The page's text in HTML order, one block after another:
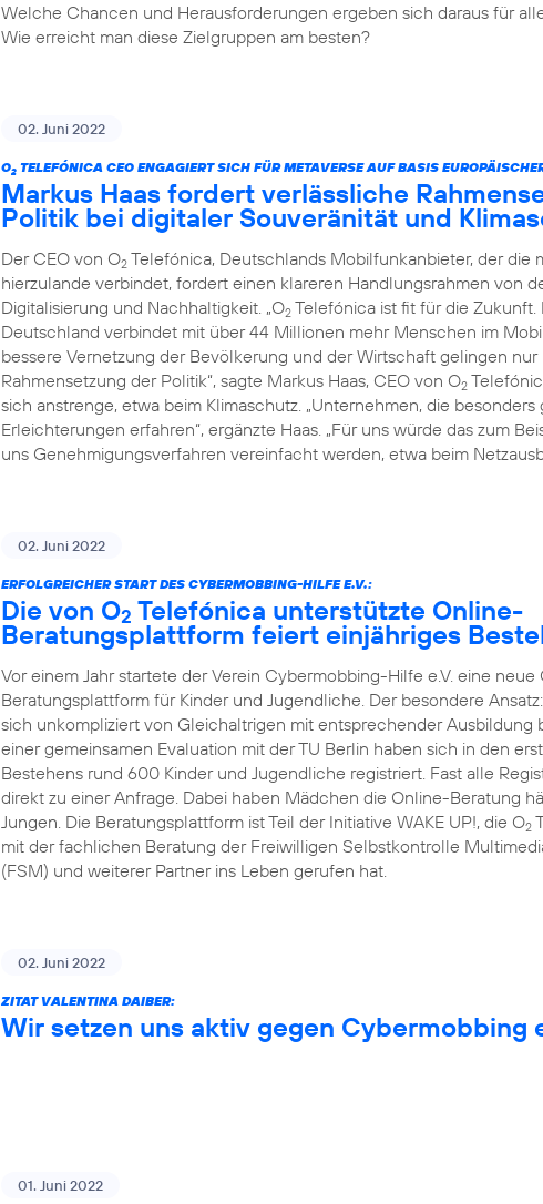
Welche Chancen und Herausforderungen ergeben sich daraus für
Wie erreicht man diese Zielgruppen am besten?
02. Juni 2022
O2 TELEFÓNICA CEO ENGAGIERT SICH FÜR METAVERSE AUF BASIS
Markus Haas fordert verlässliche
Politik bei digitaler Souveränität und
Der CEO von O2 Telefónica, Deutschlands Mobilfunkanbieter, der die
hierzulande verbindet, fordert einen klareren Handlungsrahmen von
Digitalisierung und Nachhaltigkeit. „O2 Telefónica ist fit für die Zukunft.
Deutschland verbindet mit über 44 Millionen mehr Menschen im
bessere Vernetzung der Bevölkerung und der Wirtschaft gelingen nur
Rahmensetzung der Politik“, sagte Markus Haas, CEO von O2
sich anstrenge, etwa beim Klimaschutz. „Unternehmen, die besonders
Erleichterungen erfahren“, ergänzte Haas. „Für uns würde das zum
uns Genehmigungsverfahren vereinfacht werden, etwa beim
02. Juni 2022
ERFOLGREICHER START DES CYBERMOBBING-HILFE E.V.:
Die von O2 Telefónica unterstützte Online-
Beratungsplattform feiert einjähriges
Vor einem Jahr startete der Verein Cybermobbing-Hilfe e.V. eine neue
Beratungsplattform für Kinder und Jugendliche. Der besondere
sich unkompliziert von Gleichaltrigen mit entsprechender Ausbildung
einer gemeinsamen Evaluation mit der TU Berlin haben sich in den
Bestehens rund 600 Kinder und Jugendliche registriert. Fast alle
direkt zu einer Anfrage. Dabei haben Mädchen die Online-Beratung
Jungen. Die Beratungsplattform ist Teil der Initiative WAKE UP!, die O2
mit der fachlichen Beratung der Freiwilligen Selbstkontrolle
(FSM) und weiterer Partner ins Leben gerufen hat.
02. Juni 2022
ZITAT VALENTINA DAIBER:
Wir setzen uns aktiv gegen Cybermobbing
01. Juni 2022